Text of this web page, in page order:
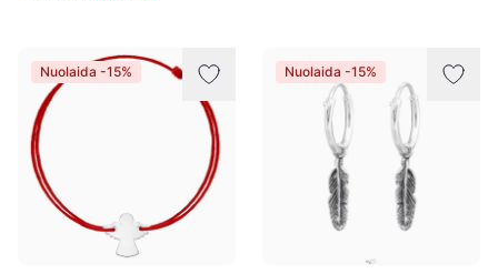
Nuolaida -15% Nuolaida -15%